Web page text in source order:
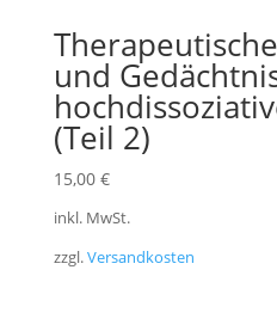
und
(Teil 2)
15,00 €
inkl. MwSt.
zzgl.Versandkosten